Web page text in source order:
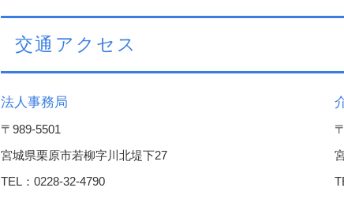
交通アクセス
法人事務局
〒989-5501
宮城県栗原市若柳字川北堤下27
TEL：0228-32-4790